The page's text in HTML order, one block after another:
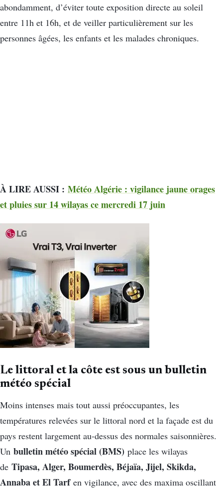
abondamment, d’éviter toute exposition directe au soleil
entre 11h et 16h, et de veiller particulièrement sur les
personnes âgées, les enfants et les malades chroniques.
À LIRE AUSSI : Météo Algérie : vigilance jaune orages
et pluies sur 14 wilayas ce mercredi 17 juin
Le littoral et la côte est sous un bulletin
météo spécial
Moins intenses mais tout aussi préoccupantes, les
températures relevées sur le littoral nord et la façade est du
pays restent largement au-dessus des normales saisonnières.
Un bulletin météo spécial (BMS) place les wilayas
de Tipasa, Alger, Boumerdès, Béjaïa, Jijel, Skikda,
Annaba et El Tarfen vigilance, avec des maxima oscillant